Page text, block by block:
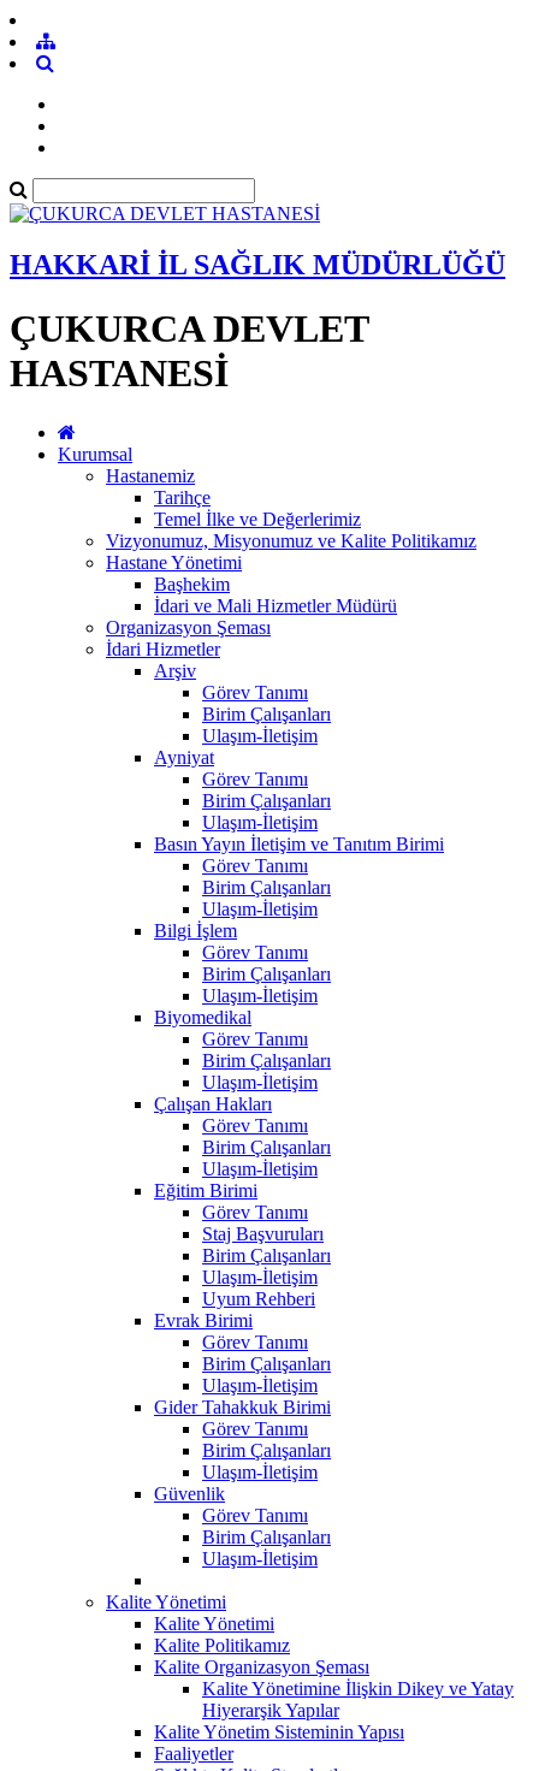
HAKKARİ İL SAĞLIK MÜDÜRLÜĞÜ
ÇUKURCA DEVLET
HASTANESİ
Kurumsal
Hastanemiz
Tarihçe
Temel İlke ve Değerlerimiz
Vizyonumuz, Misyonumuz ve Kalite Politikamız
Hastane Yönetimi
Başhekim
İdari ve Mali Hizmetler Müdürü
Organizasyon Şeması
İdari Hizmetler
Arşiv
Görev Tanımı
Birim Çalışanları
Ulaşım-İletişim
Ayniyat
Görev Tanımı
Birim Çalışanları
Ulaşım-İletişim
Basın Yayın İletişim ve Tanıtım Birimi
Görev Tanımı
Birim Çalışanları
Ulaşım-İletişim
Bilgi İşlem
Görev Tanımı
Birim Çalışanları
Ulaşım-İletişim
Biyomedikal
Görev Tanımı
Birim Çalışanları
Ulaşım-İletişim
Çalışan Hakları
Görev Tanımı
Birim Çalışanları
Ulaşım-İletişim
Eğitim Birimi
Görev Tanımı
Staj Başvuruları
Birim Çalışanları
Ulaşım-İletişim
Uyum Rehberi
Evrak Birimi
Görev Tanımı
Birim Çalışanları
Ulaşım-İletişim
Gider Tahakkuk Birimi
Görev Tanımı
Birim Çalışanları
Ulaşım-İletişim
Güvenlik
Görev Tanımı
Birim Çalışanları
Ulaşım-İletişim
Kalite Yönetimi
Kalite Yönetimi
Kalite Politikamız
Kalite Organizasyon Şeması
Kalite Yönetimine İlişkin Dikey ve Yatay
Hiyerarşik Yapılar
Kalite Yönetim Sisteminin Yapısı
Faaliyetler